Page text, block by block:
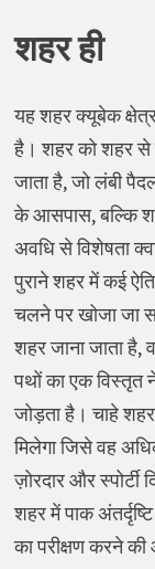
शहर ही
यह शहर क्यूबेक
है। शहर को शहर से
जाता है, जो लंबी
के आसपास, बल्कि
अवधि से विशेषता
पुराने शहर में कई
चलने पर खोजा जा
शहर जाना जाता
पथों का एक विस्तृत
जोड़ता है। चाहे
मिलेगा जिसे वह
ज़ोरदार और
शहर में पाक
का परीक्षण करने